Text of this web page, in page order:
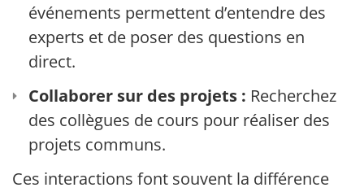
événements permettent d’entendre des
experts et de poser des questions en
direct.
Collaborer sur des projets : Recherchez
des collègues de cours pour réaliser des
projets communs.
Ces interactions font souvent la différence